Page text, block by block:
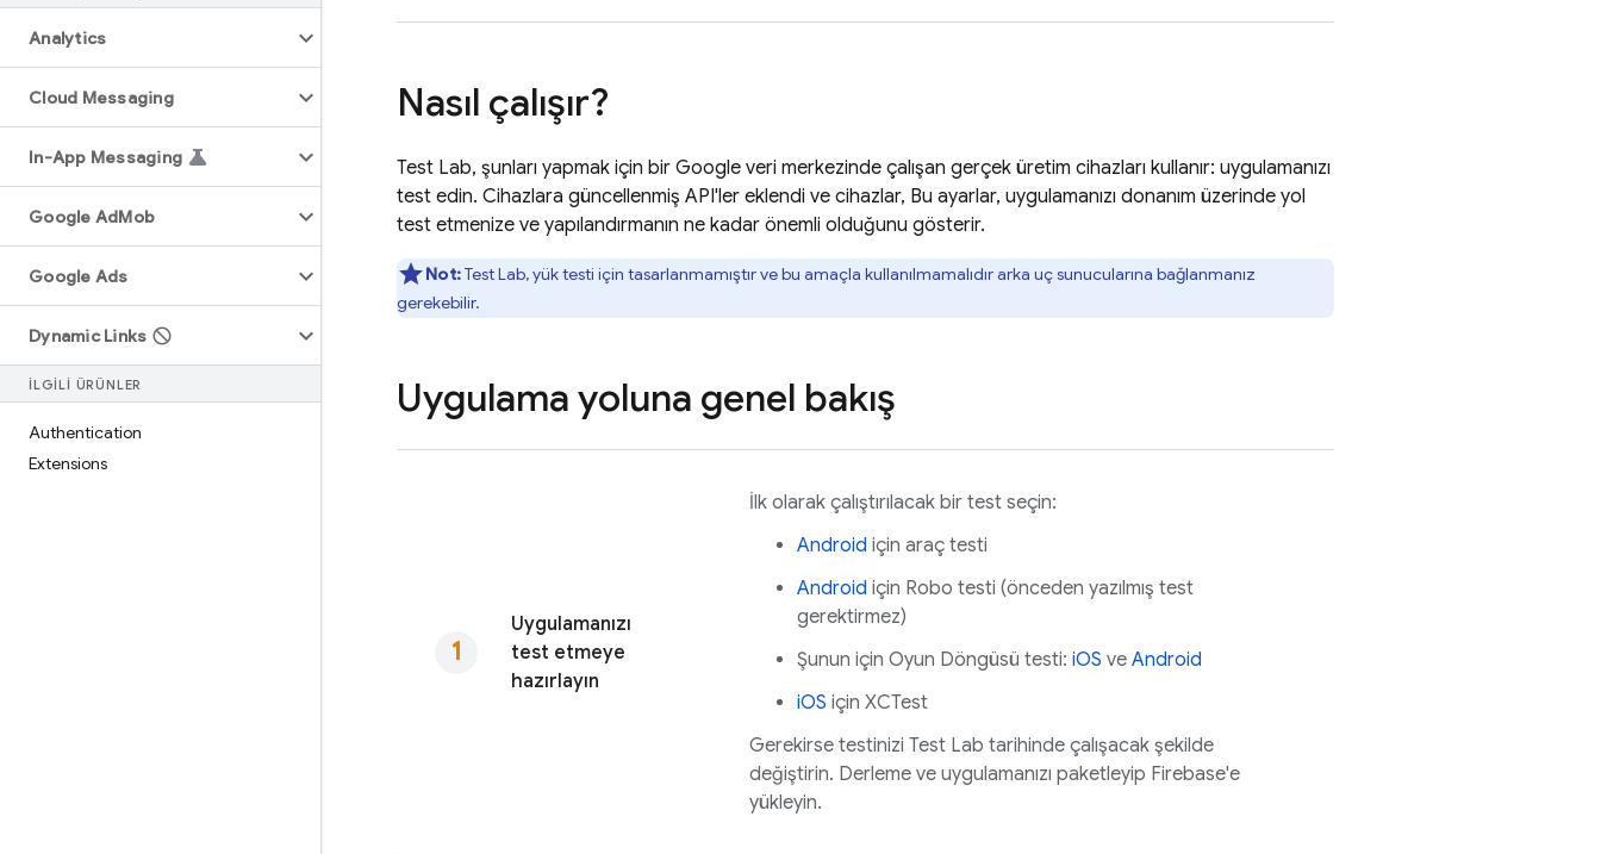
Analytics
Cloud Messaging
In-App Messaging
Google AdMob
Google Ads
Dynamic Links
İLGILI ÜRÜNLER
Authentication
Extensions
Nasıl çalışır?
Test Lab, şunları yapmak için bir Google veri merkezinde çalışan gerçek üretim cihazları kullanır: uygulamanızı
test edin. Cihazlara güncellenmiş API'ler eklendi ve cihazlar, Bu ayarlar, uygulamanızı donanım üzerinde yol
test etmenize ve yapılandırmanın ne kadar önemli olduğunu gösterir.
Not:Test Lab, yük testi için tasarlanmamıştır ve bu amaçla kullanılmamalıdır arka uç sunucularına bağlanmanız
gerekebilir.
Uygulama yoluna genel bakış
Uygulamanızı
test etmeye
hazırlayın
İlk olarak çalıştırılacak bir test seçin:
Android için araç testi
Android için Robo testi (önceden yazılmış test
gerektirmez)
Şunun için Oyun Döngüsü testi: iOS ve Android
iOS için XCTest
Gerekirse testinizi Test Lab tarihinde çalışacak şekilde
değiştirin. Derleme ve uygulamanızı paketleyip Firebase'e
yükleyin.